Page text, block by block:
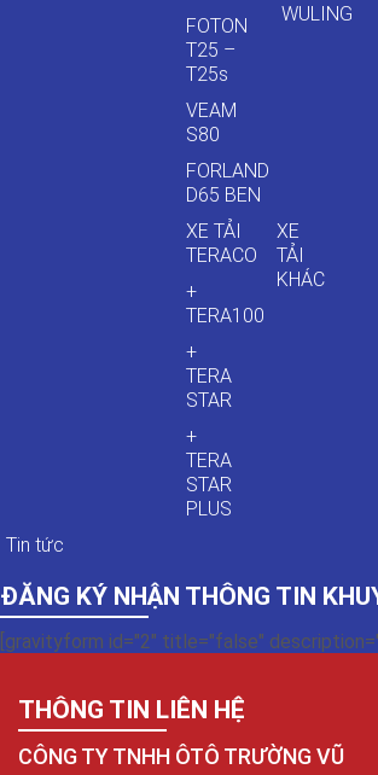
FOTON
T25 –
T25s
VEAM
S80
FORLAND
D65 BEN
WULING
XE TẢI
TERACO
+
TERA100
+
TERA
STAR
+
TERA
STAR
PLUS
XE
TẢI
KHÁC
Tin tức
ĐĂNG KÝ NHẬN THÔNG TIN
[gravityform id="2" title="false"
THÔNG TIN LIÊN HỆ
CÔNG TY TNHH ÔTÔ TRƯỜNG VŨ